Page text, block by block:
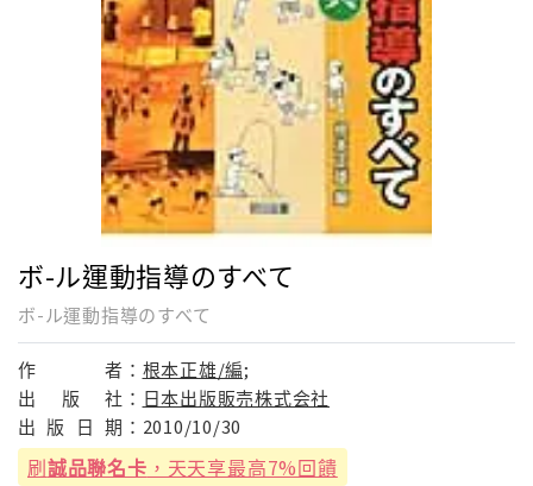
ボ-ル運動指導のすべて
ボ-ル運動指導のすべて
作 者： 根本正雄/編;
出
版 社： 日本出版販売株式会社
出 版 日 期： 2010/10/30
刷誠品聯名卡 ，天天享最高7%回饋